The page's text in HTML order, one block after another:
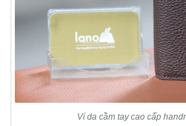
Ví da cầm tay cao cấp